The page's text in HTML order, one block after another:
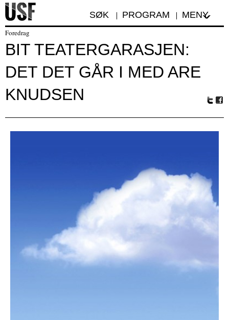
SØK PROGRAM MENY
Foredrag
BIT TEATERGARASJEN:
DET DET GÅR I MED ARE
KNUDSEN
r
oo